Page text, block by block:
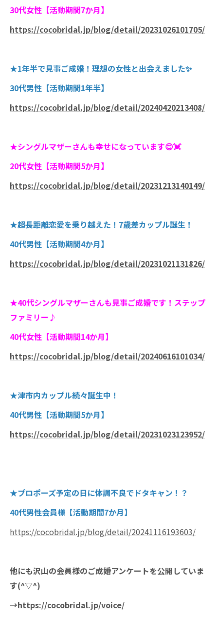
30代女性【活動期間7か月】
https://cocobridal.jp/blog/detail/20231026101705/
★1年半で見事ご成婚！理想の女性と出会えました✨
30代男性【活動期間1年半】
https://cocobridal.jp/blog/detail/20240420213408/
★シングルマザーさんも幸せになっています😊💓
20代女性【活動期間5か月】
https://cocobridal.jp/blog/detail/20231213140149/
★超長距離恋愛を乗り越えた！7歳差カップル誕生！
40代男性【活動期間4か月】
https://cocobridal.jp/blog/detail/20231021131826/
★40代シングルマザーさんも見事ご成婚です！ステップ
ファミリー♪
40代女性【活動期間14か月】
https://cocobridal.jp/blog/detail/20240616101034/
★津市内カップル続々誕生中！
40代男性【活動期間5か月】
https://cocobridal.jp/blog/detail/20231023123952/
★プロポーズ予定の日に体調不良でドタキャン！？
40代男性会員様【活動期間7か月】
https://cocobridal.jp/blog/detail/20241116193603/
他にも沢山の会員様のご成婚アンケートを公開していま
す(^▽^)
→https://cocobridal.jp/voice/